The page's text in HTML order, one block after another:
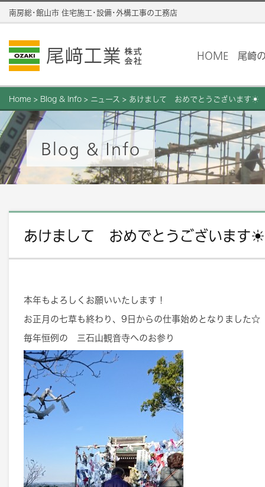
南房総･館山市 住宅施工･設備･外構工事の工務店
HOME 尾崎
Home > Blog & Info > ニュース > あけまして おめでとうございます☀
Blog & Info
あけまして おめでとうございます☀
本年もよろしくお願いいたします！
お正月の七草も終わり、9日からの仕事始めとなりました☆
毎年恒例の 三石山観音寺へのお参り